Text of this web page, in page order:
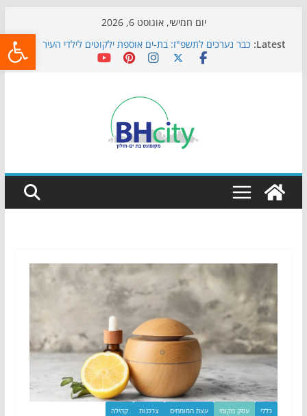
יום חמישי, אוגוסט 6, 2026
Latest: כבר נערכים לתשפ"ז: בת-ים אוספת ילקוטים לילדי העיר
חגיגות המאה מגיעות לחוף: מופע המזרקות חוזר לבת-ים
הקיץ של בני הנוער בבת־ים: חוף הריביירה הופך למרחב
התמודדות והכנה לתקופת שינוי
כללי עסק מקומי עצת המומחים צרכנות קהילה